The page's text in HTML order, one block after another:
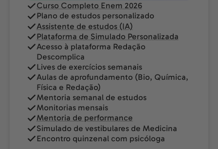
Curso Completo Enem 2026
Plano de estudos personalizado
Assistente de estudos (IA)
Plataforma de Simulado Personalizada
Acesso à plataforma Redação
Descomplica
Lives de exercícios semanais
Aulas de aprofundamento (Bio, Química,
Física e Redação)
Mentoria semanal de estudos
Monitorias mensais
Mentoria de performance
Simulado de vestibulares de Medicina
Encontro quinzenal com psicóloga